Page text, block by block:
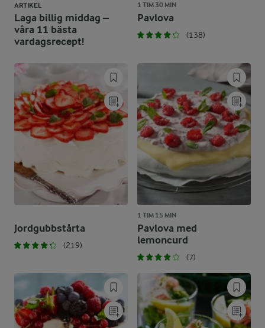
ARTIKEL
Laga billig middag –
våra 11 bästa
vardagsrecept!
1 TIM 30 MIN
Pavlova
(138)
Jordgubbstårta
(219)
1 TIM 15 MIN
Pavlova med
lemoncurd
(7)